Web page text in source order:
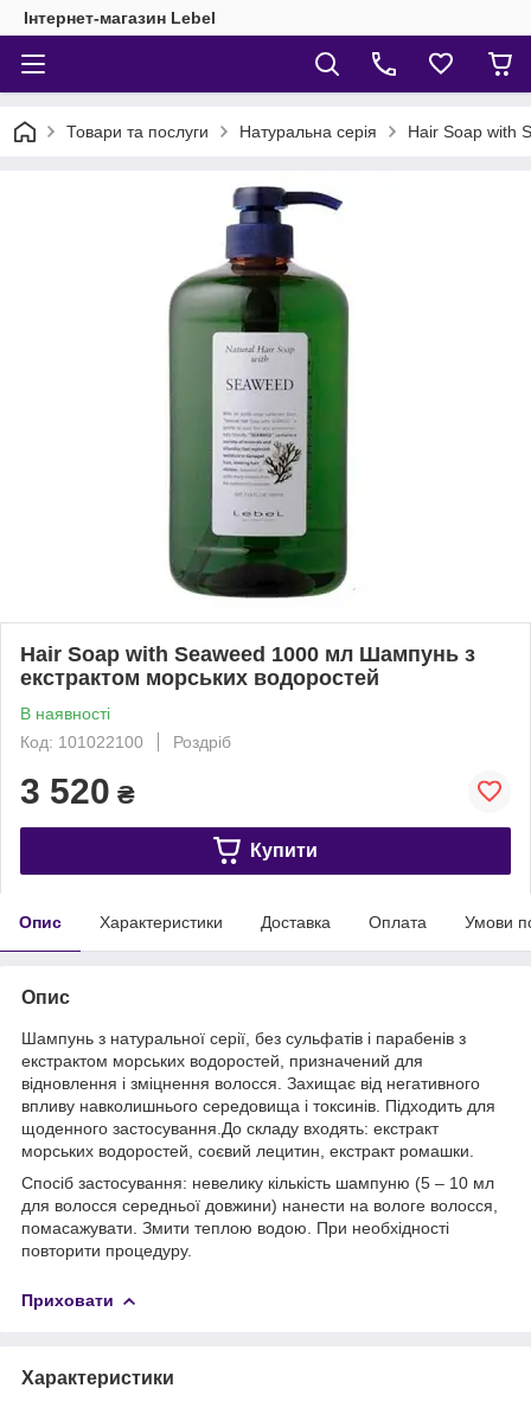
Інтернет-магазин Lebel
Товари та послуги Натуральна серія Hair Soap with
Hair Soap with Seaweed 1000 мл Шампунь з
екстрактом морських водоростей
В наявності
Код: 101022100
Роздріб
3 520 ₴
Купити
Опис Характеристики Доставка Оплата Умови
Опис
Шампунь з натуральної серії, без сульфатів і парабенів з
екстрактом морських водоростей, призначений для
відновлення і зміцнення волосся. Захищає від негативного
впливу навколишнього середовища і токсинів. Підходить для
щоденного застосування.До складу входять: екстракт
морських водоростей, соєвий лецитин, екстракт ромашки.
Спосіб застосування: невелику кількість шампуню (5 – 10 мл
для волосся середньої довжини) нанести на вологе волосся,
помасажувати. Змити теплою водою. При необхідності
повторити процедуру.
Приховати
Характеристики